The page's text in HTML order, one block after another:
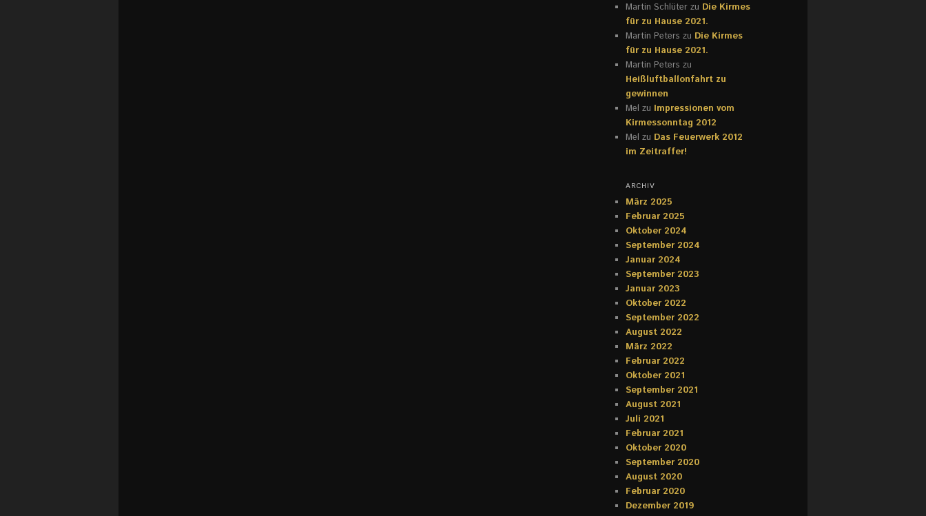
Martin Schlüter zu Die Kirmes
für zu Hause 2021.
Martin Peters zu Die Kirmes
für zu Hause 2021.
Martin Peters zu
Heißluftballonfahrt zu
gewinnen
Mel zu Impressionen vom
Kirmessonntag 2012
Mel zu Das Feuerwerk 2012
im Zeitraffer!
ARCHIV
März 2025
Februar 2025
Oktober 2024
September 2024
Januar 2024
September 2023
Januar 2023
Oktober 2022
September 2022
August 2022
März 2022
Februar 2022
Oktober 2021
September 2021
August 2021
Juli 2021
Februar 2021
Oktober 2020
September 2020
August 2020
Februar 2020
Dezember 2019